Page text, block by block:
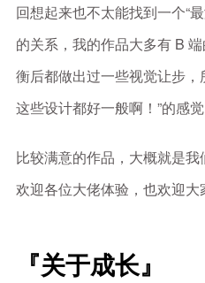
回想起来也不太能找到一个“
的关系，我的作品大多有 B
衡后都做出过一些视觉让步，
这些设计都好一般啊！”的感觉
比较满意的作品，大概就是我
欢迎各位大佬体验，也欢迎大
『关于成长』